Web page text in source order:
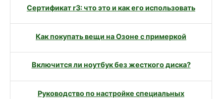
Сертификат r3: что это и как его использовать
Как покупать вещи на Озоне с примеркой
Включится ли ноутбук без жесткого диска?
Руководство по настройке специальных